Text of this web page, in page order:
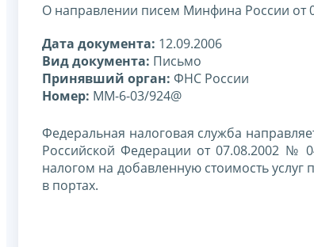
О направлении писем Минфина России от
Дата документа: 12.09.2006
Вид документа: Письмо
Принявший орган: ФНС России
Номер: ММ-6-03/924@
Федеральная налоговая служба
Российской Федерации от 07.08.2002 №
налогом на добавленную стоимость услуг
в портах.